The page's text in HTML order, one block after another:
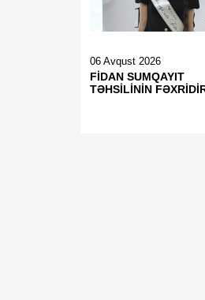
06 Avqust 2026
FİDAN SUMQAYIT
TƏHSİLİNİN